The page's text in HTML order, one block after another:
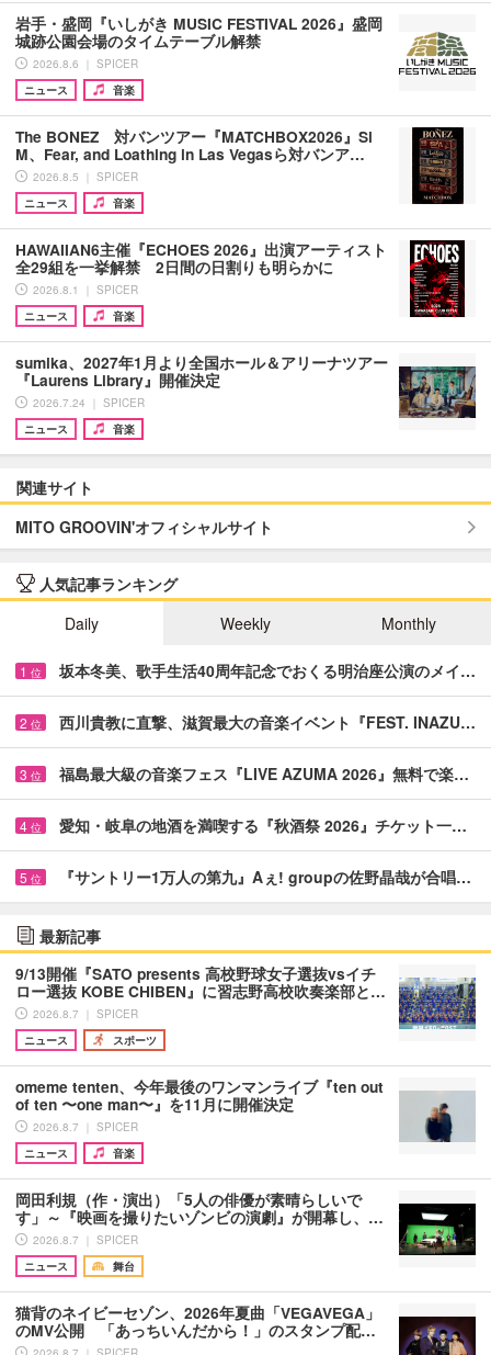
岩手・盛岡『いしがき MUSIC FESTIVAL 2026』盛岡
城跡公園会場のタイムテーブル解禁
2026.8.6 ｜ SPICER
ニュース
音楽
The BONEZ 対バンツアー『MATCHBOX2026』Si
M、Fear, and Loathing in Las Vegasら対バンア…
2026.8.5 ｜ SPICER
ニュース
音楽
HAWAIIAN6主催『ECHOES 2026』出演アーティスト
全29組を一挙解禁 2日間の日割りも明らかに
2026.8.1 ｜ SPICER
ニュース
音楽
sumika、2027年1月より全国ホール＆アリーナツアー
『Laurens Library』開催決定
2026.7.24 ｜ SPICER
ニュース
音楽
関連サイト
MITO GROOVIN'オフィシャルサイト
人気記事ランキング
Daily
Weekly Monthly
1 位 坂本冬美、歌手生活40周年記念でおくる明治座公演のメイ…
2 位 西川貴教に直撃、滋賀最大の音楽イベント『FEST. INAZU…
3 位 福島最大級の音楽フェス『LIVE AZUMA 2026』無料で楽…
4 位 愛知・岐阜の地酒を満喫する『秋酒祭 2026』チケット一…
5 位 『サントリー1万人の第九』Aぇ! groupの佐野晶哉が合唱…
最新記事
9/13開催『SATO presents 高校野球女子選抜vsイチ
ロー選抜 KOBE CHIBEN』に習志野高校吹奏楽部と…
2026.8.7 ｜ SPICER
ニュース
スポーツ
omeme tenten、今年最後のワンマンライブ『ten out
of ten 〜one man〜』を11月に開催決定
2026.8.7 ｜ SPICER
ニュース
音楽
岡田利規（作・演出）「5人の俳優が素晴らしいで
す」～『映画を撮りたいゾンビの演劇』が開幕し、…
2026.8.7 ｜ SPICER
ニュース
舞台
猫背のネイビーセゾン、2026年夏曲「VEGAVEGA」
のMV公開 「あっちいんだから！」のスタンプ配…